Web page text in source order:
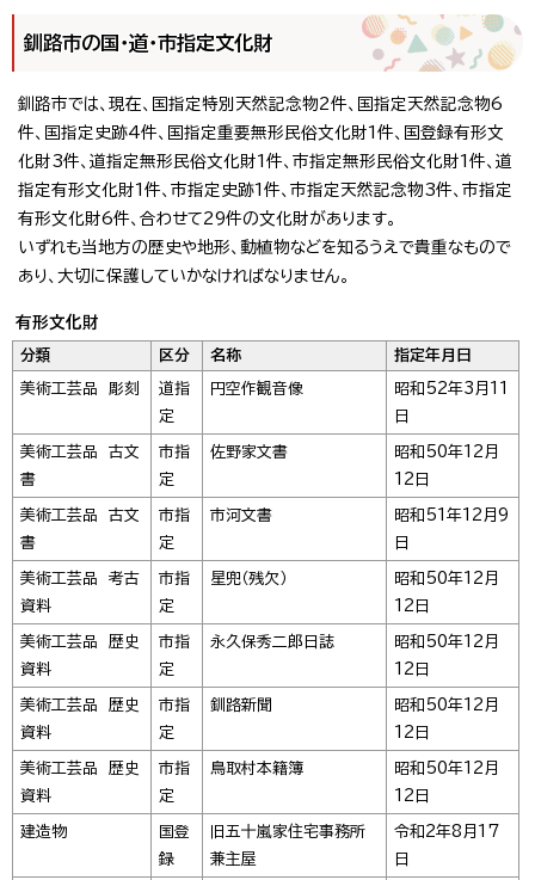
釧路市の国・道・市指定文化財
釧路市では、現在、国指定特別天然記念物2件、国指定天然記念物6
件、国指定史跡4件、国指定重要無形民俗文化財1件、国登録有形文
化財3件、道指定無形民俗文化財1件、市指定無形民俗文化財1件、道
指定有形文化財1件、市指定史跡1件、市指定天然記念物3件、市指定
有形文化財6件、合わせて29件の文化財があります。
いずれも当地方の歴史や地形、動植物などを知るうえで貴重なもので
あり、大切に保護していかなければなりません。
有形文化財
分類 区分 名称 指定年月日
美術工芸品 彫刻
道指
定
円空作観音像
昭和52年3月11
日
美術工芸品 古文
書
市指
定
佐野家文書
昭和50年12月
12日
美術工芸品 古文
書
市指
定
市河文書
昭和51年12月9
日
美術工芸品 考古
資料
市指
定
星兜（残欠）
昭和50年12月
12日
美術工芸品 歴史
資料
市指
定
永久保秀二郎日誌
昭和50年12月
12日
美術工芸品 歴史
資料
市指
定
釧路新聞
昭和50年12月
12日
美術工芸品 歴史
資料
市指
定
鳥取村本籍簿
昭和50年12月
12日
建造物
国登
録
旧五十嵐家住宅事務所
兼主屋
令和2年8月17
日